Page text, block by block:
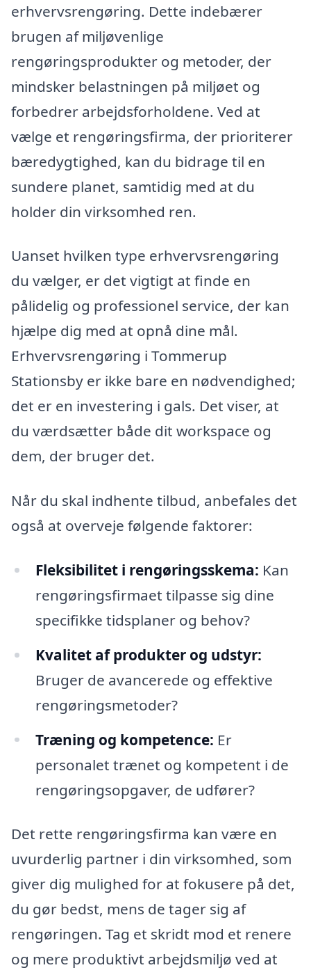
erhvervsrengøring. Dette indebærer
brugen af miljøvenlige
rengøringsprodukter og metoder, der
mindsker belastningen på miljøet og
forbedrer arbejdsforholdene. Ved at
vælge et rengøringsfirma, der prioriterer
bæredygtighed, kan du bidrage til en
sundere planet, samtidig med at du
holder din virksomhed ren.
Uanset hvilken type erhvervsrengøring
du vælger, er det vigtigt at finde en
pålidelig og professionel service, der kan
hjælpe dig med at opnå dine mål.
Erhvervsrengøring i Tommerup
Stationsby er ikke bare en nødvendighed;
det er en investering i gals. Det viser, at
du værdsætter både dit workspace og
dem, der bruger det.
Når du skal indhente tilbud, anbefales det
også at overveje følgende faktorer:
Fleksibilitet i rengøringsskema: Kan
rengøringsfirmaet tilpasse sig dine
specifikke tidsplaner og behov?
Kvalitet af produkter og udstyr:
Bruger de avancerede og effektive
rengøringsmetoder?
Træning og kompetence: Er
personalet trænet og kompetent i de
rengøringsopgaver, de udfører?
Det rette rengøringsfirma kan være en
uvurderlig partner i din virksomhed, som
giver dig mulighed for at fokusere på det,
du gør bedst, mens de tager sig af
rengøringen. Tag et skridt mod et renere
og mere produktivt arbejdsmiljø ved at